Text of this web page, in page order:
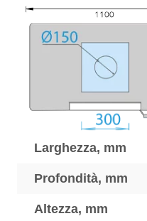
Larghezza, mm
Profondità, mm
Altezza, mm